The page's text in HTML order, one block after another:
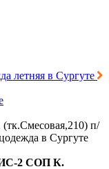
летняя в Сургуте
п/
в Сургуте
2 СОП К.